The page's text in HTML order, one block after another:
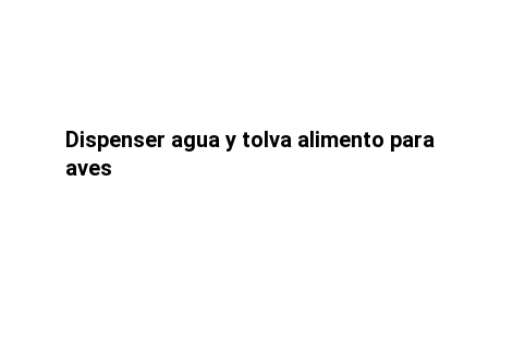
Dispenser agua y tolva alimento para
aves